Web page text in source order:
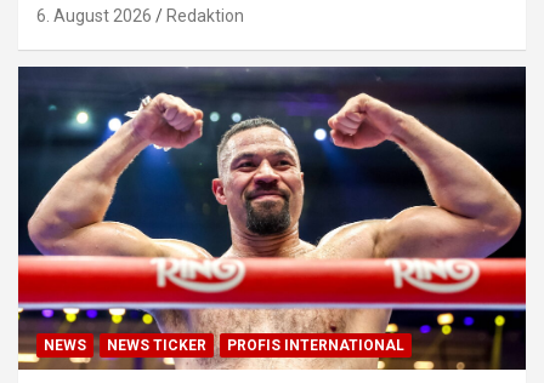
6. August 2026 Redaktion
NEWS NEWS TICKER PROFIS INTERNATIONAL